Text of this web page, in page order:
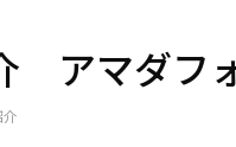
アマダフ